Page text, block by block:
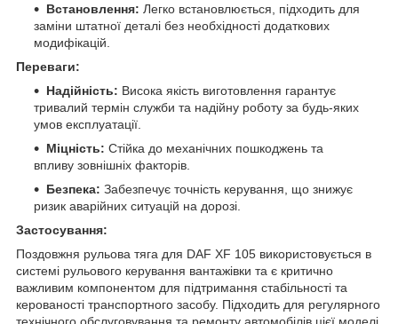
Встановлення: Легко встановлюється, підходить для
заміни штатної деталі без необхідності додаткових
модифікацій.
Переваги:
Надійність: Висока якість виготовлення гарантує
тривалий термін служби та надійну роботу за будь-яких
умов експлуатації.
Міцність: Стійка до механічних пошкоджень та
впливу зовнішніх факторів.
Безпека: Забезпечує точність керування, що знижує
ризик аварійних ситуацій на дорозі.
Застосування:
Поздовжня рульова тяга для DAF XF 105 використовується в
системі рульового керування вантажівки та є критично
важливим компонентом для підтримання стабільності та
керованості транспортного засобу. Підходить для регулярного
технічного обслуговування та ремонту автомобілів цієї моделі.